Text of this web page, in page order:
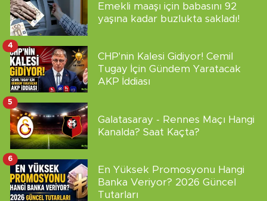
Emekli maaşı için babasını 92
yaşına kadar buzlukta sakladı!
CHP'nin Kalesi Gidiyor! Cemil
Tugay İçin Gündem Yaratacak
AKP İddiası
4
Galatasaray - Rennes Maçı Hangi
Kanalda? Saat Kaçta?
5
En Yüksek Promosyonu Hangi
Banka Veriyor? 2026 Güncel
Tutarları
6